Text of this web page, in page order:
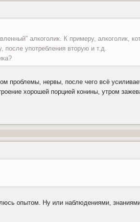
алкоголик. К примеру, алкоголик,
после употребления вторую и т.д.
проблемы, нервы, после чего всё
хорошей порцией конины, утром
опытом. Ну или наблюдениями,